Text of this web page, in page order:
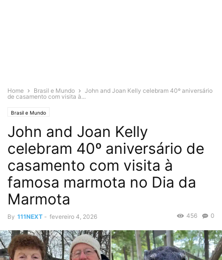
Home Brasil e Mundo
John and Joan Kelly celebram 40º aniversário
de casamento com visita à...
Brasil e Mundo
John and Joan Kelly
celebram 40º aniversário de
casamento com visita à
famosa marmota no Dia da
Marmota
By 111NEXT - fevereiro 4, 2026 0
456